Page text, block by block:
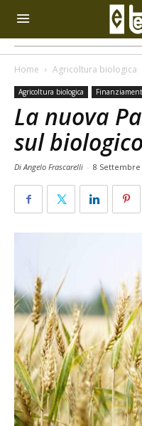
Home Agricoltura biologica
Agricoltura biologica
La nuova
sul biologico
Di Angelo Frascarelli - 8 Settembre